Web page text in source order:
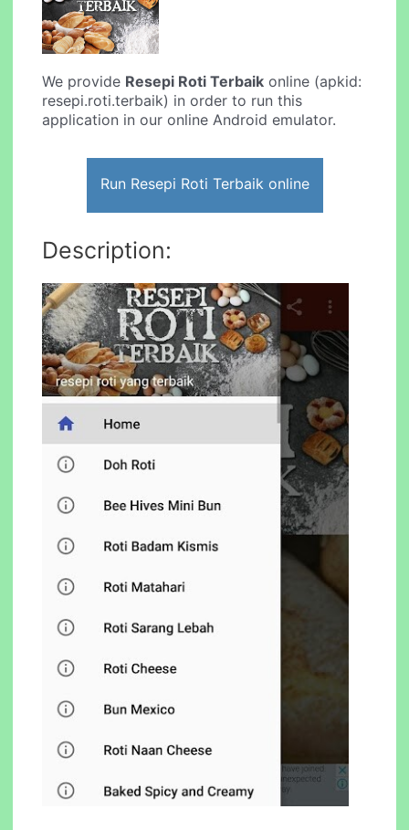
We provide Resepi Roti Terbaik online (apkid:
resepi.roti.terbaik) in order to run this
application in our online Android emulator.
Run Resepi Roti Terbaik online
Description: